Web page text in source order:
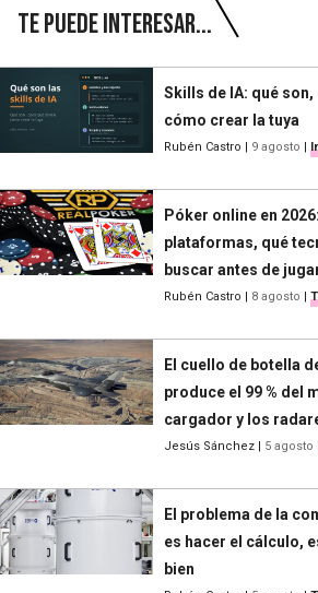
Te puede interesar...
Skills de IA: qué
cómo crear la tuya
Rubén Castro | 9 agosto |
Póker online en
plataformas, qué
buscar antes de
Rubén Castro | 8 agosto |
El cuello de botella
produce el 99 % del
cargador y los
Jesús Sánchez | 5 agosto
El problema de la
es hacer el cálculo,
bien